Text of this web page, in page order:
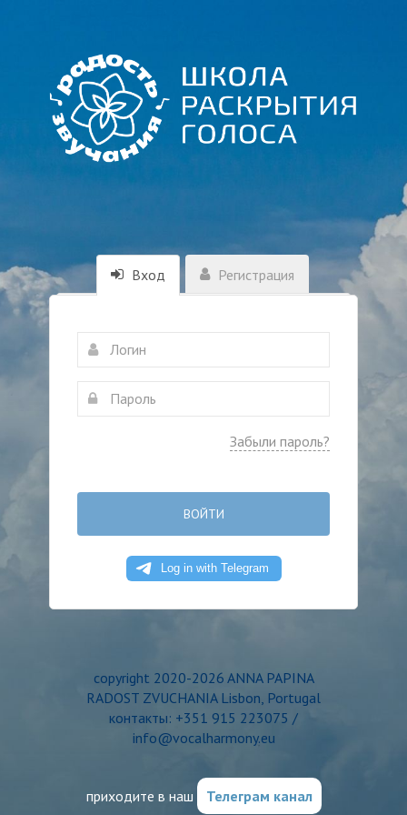
Вход Регистрация
Забыли пароль?
ВОЙТИ
copyright 2020-2026 ANNA PAPINA
RADOST ZVUCHANIA Lisbon, Portugal
контакты: +351 915 223075 /
info@vocalharmony.eu
приходите в наш Телеграм канал